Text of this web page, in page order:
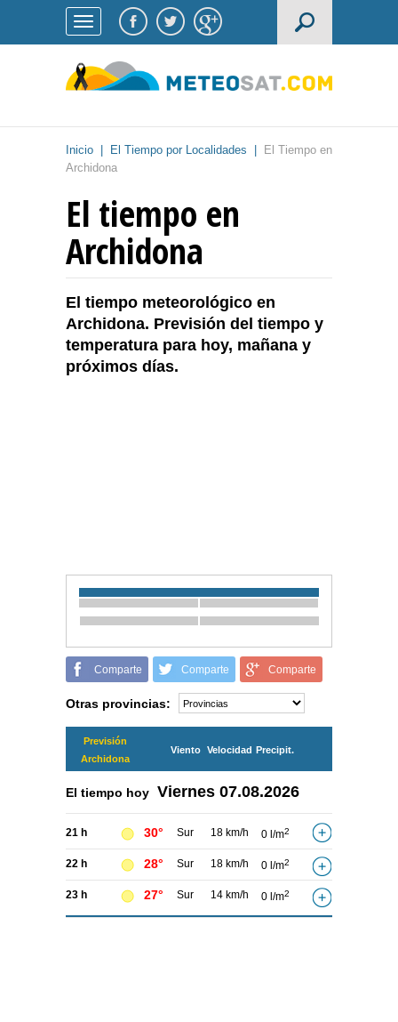
Inicio El Tiempo por Localidades
El Tiempo en
Archidona
El tiempo en
Archidona
El tiempo meteorológico en
Archidona. Previsión del tiempo y
temperatura para hoy, mañana y
próximos días.
Comparte Comparte Comparte
Otras provincias:
Previsión
Archidona
Viento Velocidad Precipit.
El tiempo hoy Viernes 07.08.2026
21 h 30° Sur 18 km/h 0 l/m2
22 h 28° Sur 18 km/h 0 l/m2
23 h 27° Sur 14 km/h 0 l/m2